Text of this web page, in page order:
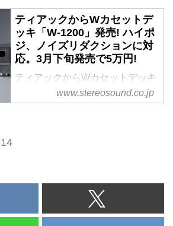
ティアックからWカセットデ
ッキ「W-1200」発売! ハイポ
ジ、ノイズリダクションに対
応。3月下旬発売で5万円!
ティアックからWカセットデッキ
「W-1200」発売! ハイポジ、ノイ
ズリダクションに対応。3月下旬
www.stereosound.co.jp